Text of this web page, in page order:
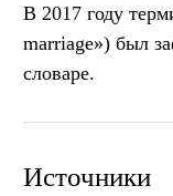
В 2017 году
marriage») был
словаре.
Источники